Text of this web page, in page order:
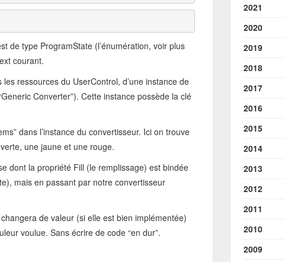
de type ProgramState (l’énumération, voir plus
courant.
ressources du UserControl, d’une instance de
Converter”). Cette instance possède la clé
dans l’instance du convertisseur. Ici on trouve
une jaune et une rouge.
dont la propriété Fill (le remplissage) est bindée
mais en passant par notre convertisseur
de valeur (si elle est bien implémentée)
voulue. Sans écrire de code “en dur”.
2021
2020
2019
2018
2017
2016
2015
2014
2013
2012
2011
2010
2009